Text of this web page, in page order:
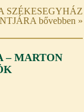
SZÉKESEGYHÁZ
bővebben »
– MARTON